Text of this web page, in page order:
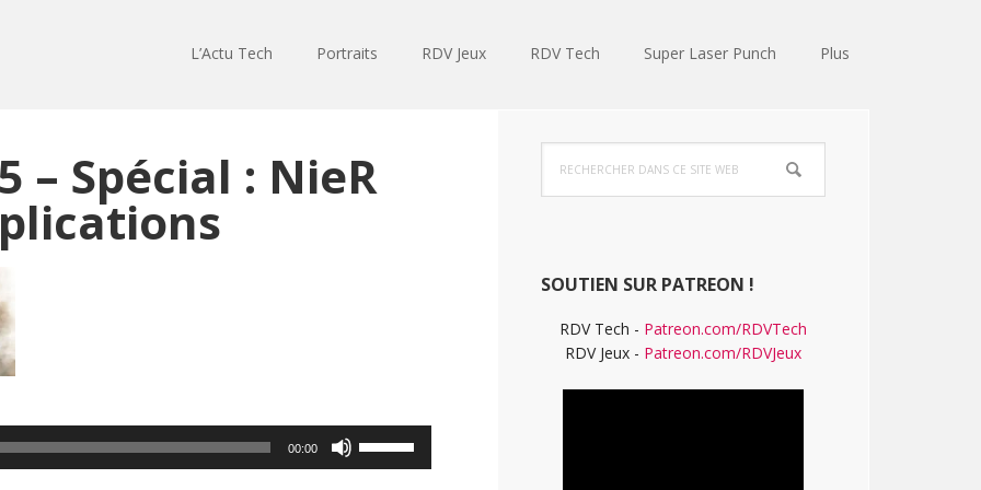
L’Actu Tech Portraits RDV Jeux RDV Tech Super Laser Punch Plus
– Spécial : NieR
00:00
les
Barre
latérale
dans
ce
SOUTIEN SUR PATREON !
RDV Tech - Patreon.com/RDVTech
RDV Jeux - Patreon.com/RDVJeux